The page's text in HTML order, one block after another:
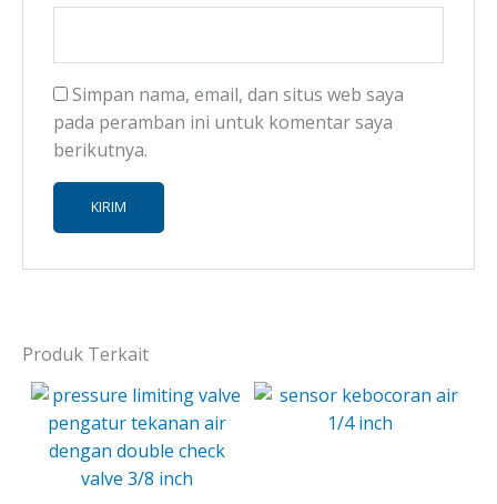
Simpan nama, email, dan situs web saya
pada peramban ini untuk komentar saya
berikutnya.
Produk Terkait